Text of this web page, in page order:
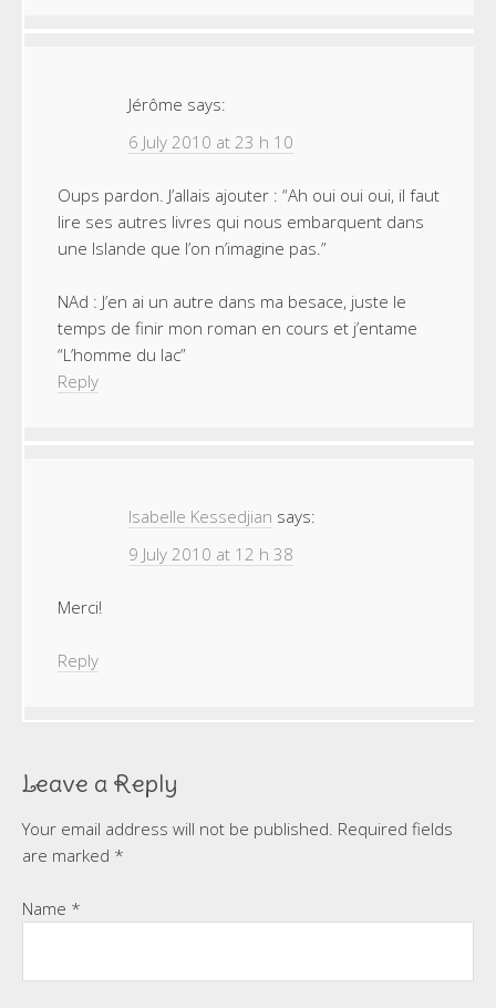
Jérôme says:
6 July 2010 at 23 h 10
Oups pardon. J’allais ajouter : “Ah oui oui oui, il faut
lire ses autres livres qui nous embarquent dans
une Islande que l’on n’imagine pas.”
NAd : J’en ai un autre dans ma besace, juste le
temps de finir mon roman en cours et j’entame
“L’homme du lac”
Reply
Isabelle Kessedjian says:
9 July 2010 at 12 h 38
Merci!
Reply
Leave a Reply
Your email address will not be published. Required fields
are marked *
Name *